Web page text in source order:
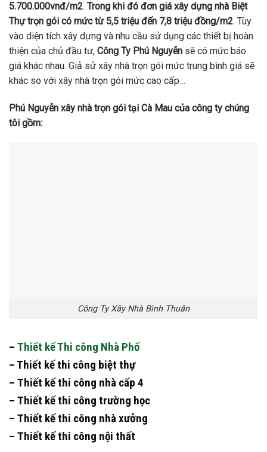
5.700.000vnđ/m2. Trong khi đó đơn giá xây dựng nhà Biệt
Thự trọn gói có mức từ 5,5 triệu đến 7,8 triệu đồng/m2. Tùy
vào diện tích xây dựng và nhu cầu sử dụng các thiết bị hoàn
thiện của chủ đầu tư, Công Ty Phú Nguyễn sẽ có mức báo
giá khác nhau. Giả sử xây nhà trọn gói mức trung bình giá sẽ
khác so với xây nhà trọn gói mức cao cấp…
Phú Nguyễn xây nhà trọn gói tại Cà Mau của công ty chúng
tôi gồm:
Công Ty Xây Nhà Bình Thuân
– Thiết kế Thi công Nhà Phố
– Thiết kế thi công biệt thự
– Thiết kế thi công nhà cấp 4
– Thiết kế thi công trường học
– Thiết kế thi công nhà xưởng
– Thiết kế thi công nội thất